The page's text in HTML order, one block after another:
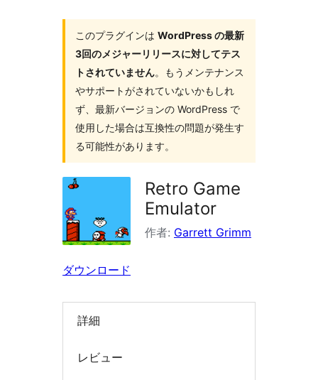
を
このプラグインは WordPress の最新
3回のメジャーリリースに対してテス
トされていません。もうメンテナンス
やサポートがされていないかもしれ
ず、最新バージョンの WordPress で
使用した場合は互換性の問題が発生す
る可能性があります。
Retro Game
Emulator
作者: Garrett Grimm
ダウンロード
詳細
レビュー